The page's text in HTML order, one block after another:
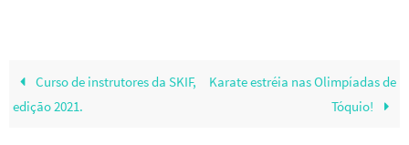
Curso de instrutores da SKIF,
edição 2021.
Karate estréia nas Olimpíadas de
Tóquio!